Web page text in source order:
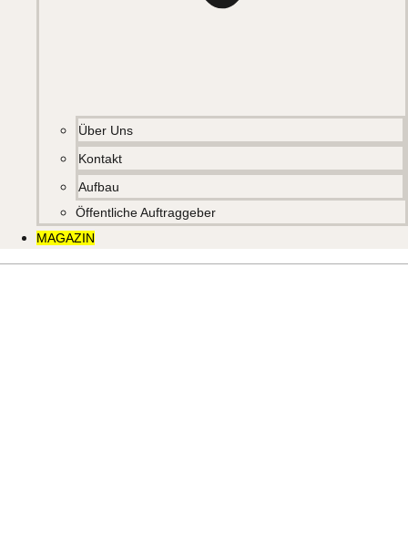
Über Uns
Kontakt
Aufbau
Öffentliche Auftraggeber
MAGAZIN